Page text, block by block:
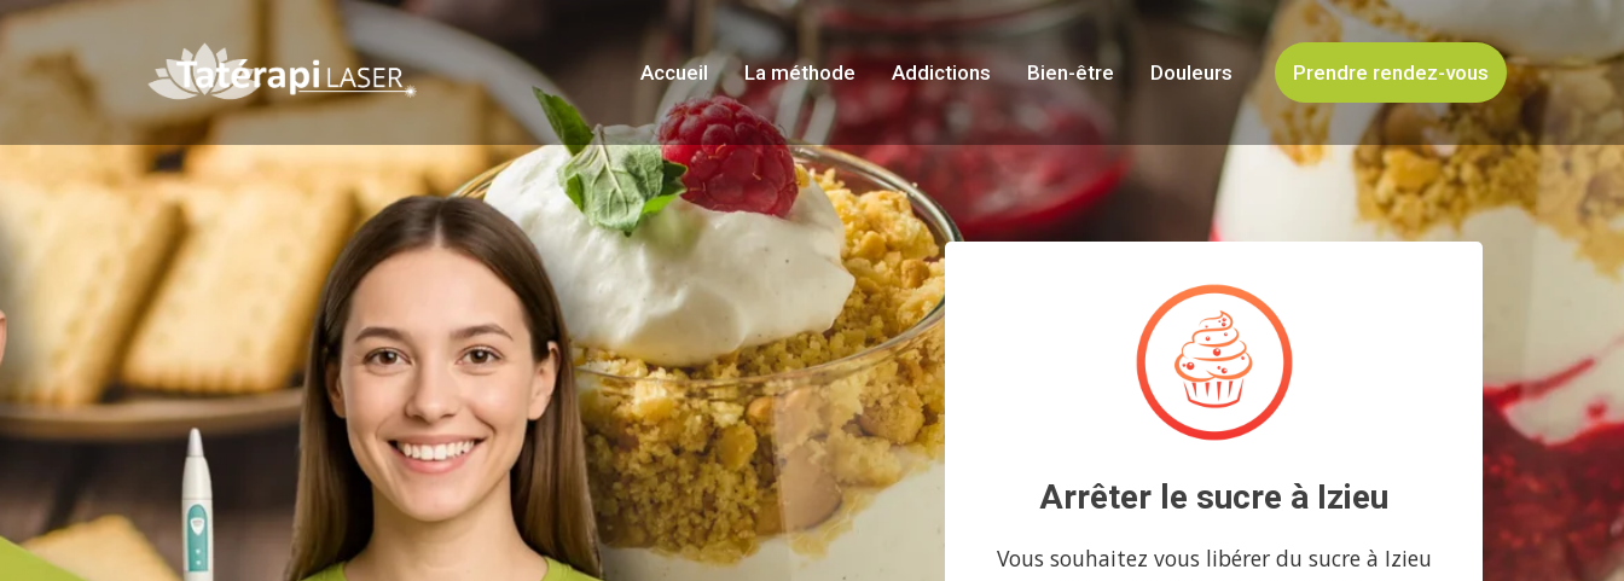
Accueil La méthode Addictions Bien-être Douleurs Prendre rendez-vous
Arrêter le sucre à Izieu
Vous souhaitez vous libérer du sucre à Izieu